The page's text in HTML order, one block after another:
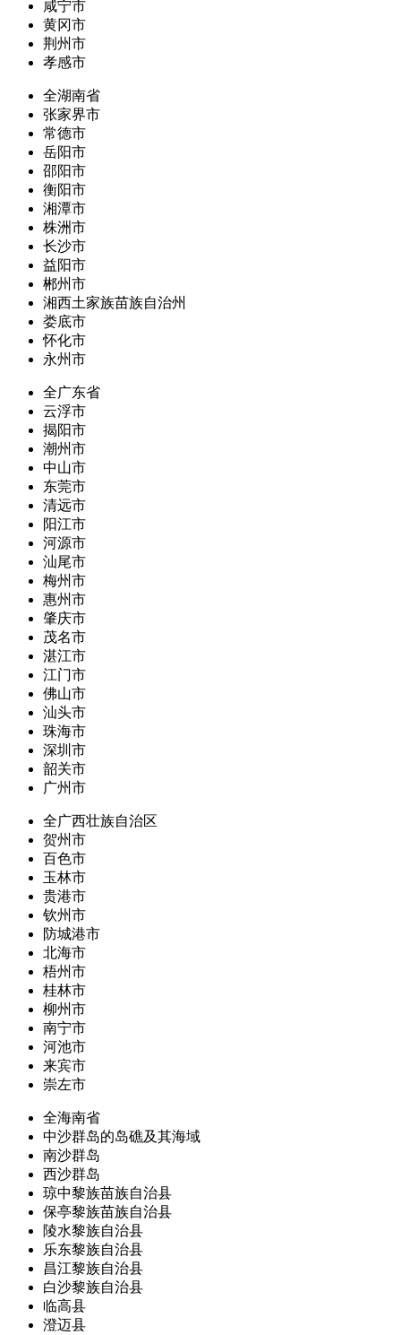
咸宁市
黄冈市
荆州市
孝感市
全湖南省
张家界市
常德市
岳阳市
邵阳市
衡阳市
湘潭市
株洲市
长沙市
益阳市
郴州市
湘西土家族苗族自治州
娄底市
怀化市
永州市
全广东省
云浮市
揭阳市
潮州市
中山市
东莞市
清远市
阳江市
河源市
汕尾市
梅州市
惠州市
肇庆市
茂名市
湛江市
江门市
佛山市
汕头市
珠海市
深圳市
韶关市
广州市
全广西壮族自治区
贺州市
百色市
玉林市
贵港市
钦州市
防城港市
北海市
梧州市
桂林市
柳州市
南宁市
河池市
来宾市
崇左市
全海南省
中沙群岛的岛礁及其海域
南沙群岛
西沙群岛
琼中黎族苗族自治县
保亭黎族苗族自治县
陵水黎族自治县
乐东黎族自治县
昌江黎族自治县
白沙黎族自治县
临高县
澄迈县